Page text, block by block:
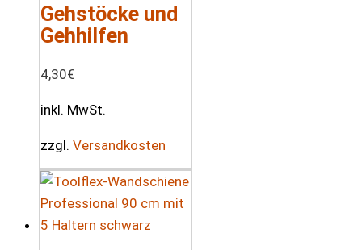
Gehstöcke und
Gehhilfen
4,30€
inkl. MwSt.
zzgl. Versandkosten